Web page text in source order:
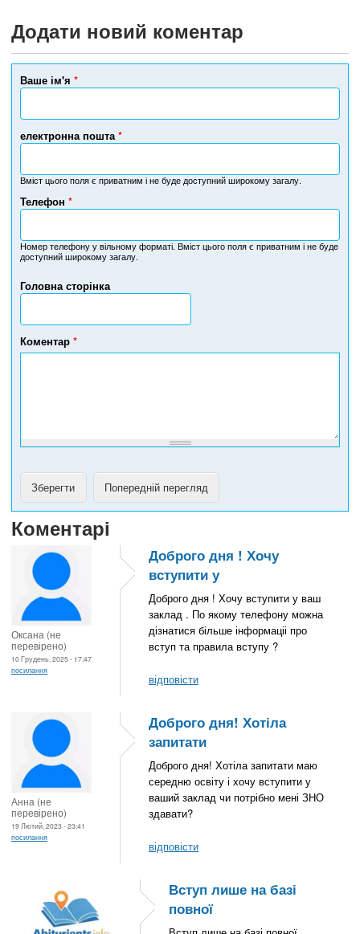
Додати новий коментар
Ваше ім'я *
електронна пошта *
Вміст цього поля є приватним і не буде доступний широкому загалу.
Головна сторінка
Телефон *
Н
м
е
т
л
е
ф
Номер телефону у вільному форматі. Вміст цього поля є приватним і не буде
доступний широкому загалу.
Коментар *
Коментарі
Оксана (не
перевірено)
10 Грудень, 2025 - 17:47
посилання
Доброго дня ! Хочу
вступити у
Доброго дня ! Хочу вступити у ваш
заклад . По якому телефону можна
дізнатися більше інформаціі про
вступ та правила вступу ?
відповісти
Анна (не
перевірено)
19 Лютий, 2023 - 23:41
посилання
Доброго дня! Хотіла
запитати
Доброго дня! Хотіла запитати маю
середню освіту і хочу вступити у
ваший заклад чи потрібно мені ЗНО
здавати?
відповісти
Вступ лише на базі
повної